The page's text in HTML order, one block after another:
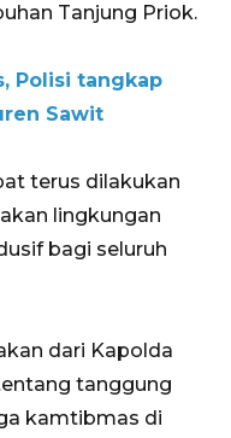
Tanjung Priok.
Polisi tangkap
Sawit
terus dilakukan
lingkungan
bagi seluruh
dari Kapolda
tanggung
kamtibmas di